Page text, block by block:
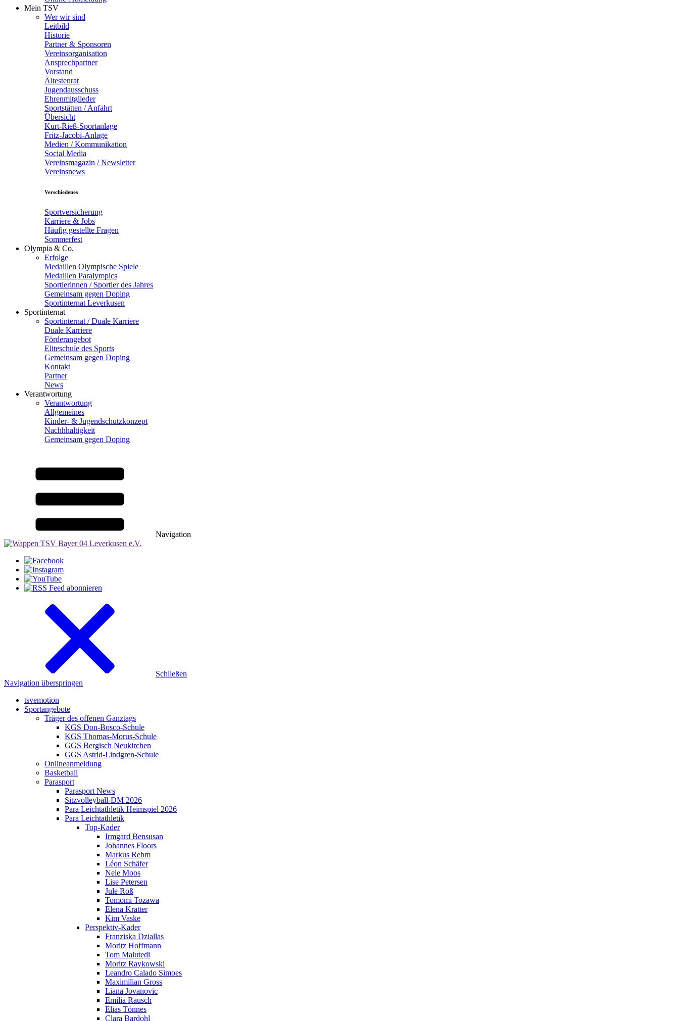
Mein TSV
Wer wir sind
Leitbild
Historie
Partner & Sponsoren
Vereinsorganisation
Ansprechpartner
Vorstand
Ältestenrat
Jugendausschuss
Ehrenmitglieder
Sportstätten / Anfahrt
Übersicht
Kurt-Rieß-Sportanlage
Fritz-Jacobi-Anlage
Medien / Kommunikation
Social Media
Vereinsmagazin / Newsletter
Vereinsnews
Verschiedenes
Sportversicherung
Karriere & Jobs
Häufig gestellte Fragen
Sommerfest
Olympia & Co.
Erfolge
Medaillen Olympische Spiele
Medaillen Paralympics
Sportlerinnen / Sportler des Jahres
Gemeinsam gegen Doping
Sportinternat Leverkusen
Sportinternat
Sportinternat / Duale Karriere
Duale Karriere
Förderangebot
Eliteschule des Sports
Gemeinsam gegen Doping
Kontakt
Partner
News
Verantwortung
Verantwortung
Allgemeines
Kinder- & Jugendschutzkonzept
Nachhhaltigkeit
Gemeinsam gegen Doping
Navigation
Schließen
Navigation überspringen
tsvemotion
Sportangebote
Träger des offenen Ganztags
KGS Don-Bosco-Schule
KGS Thomas-Morus-Schule
GGS Bergisch Neukirchen
GGS Astrid-Lindgren-Schule
Onlineanmeldung
Basketball
Parasport
Parasport News
Sitzvolleyball-DM 2026
Para Leichtathletik Heimspiel 2026
Para Leichtathletik
Top-Kader
Irmgard Bensusan
Johannes Floors
Markus Rehm
Léon Schäfer
Nele Moos
Lise Petersen
Jule Roß
Tomomi Tozawa
Elena Kratter
Kim Vaske
Perspektiv-Kader
Franziska Dziallas
Moritz Hoffmann
Tom Malutedi
Moritz Raykowski
Leandro Calado Simoes
Maximilian Gross
Liana Jovanovic
Emilia Rausch
Elias Tönnes
Clara Bardohl